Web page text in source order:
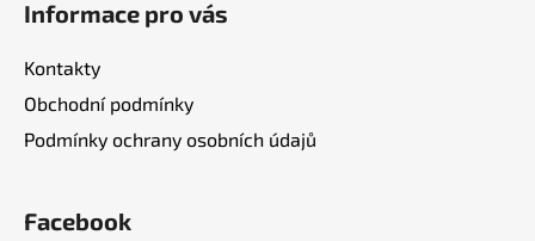
Informace pro vás
Kontakty
Obchodní podmínky
Podmínky ochrany osobních údajů
Facebook